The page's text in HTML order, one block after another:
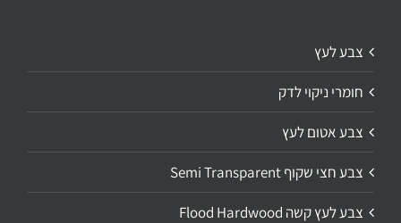
צבע לעץ
חומרי ניקוי לדק
צבע אטום לעץ
צבע חצי שקוף Semi Transparent
צבע לעץ קשה Flood Hardwood